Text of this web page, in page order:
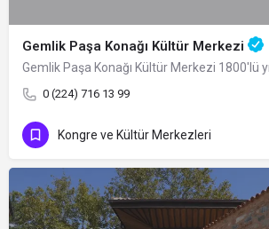
Gemlik Paşa Konağı Kültür Merkezi
0 (224) 716 13 99
Kongre ve Kültür Merkezleri